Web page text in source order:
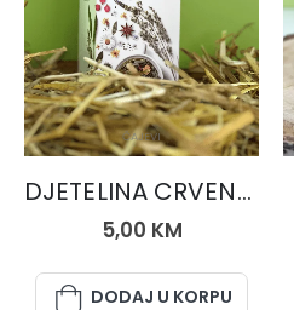
ČAJEVI
DJETELINA CRVENA, čaj 50 gr.
5,00 KM
DODAJ U KORPU